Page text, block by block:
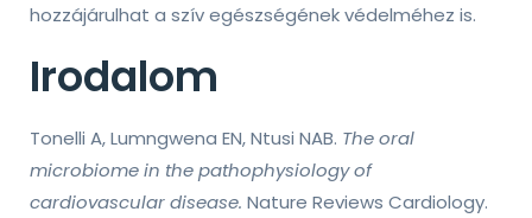
hozzájárulhat a szív egészségének védelméhez is.
Irodalom
Tonelli A, Lumngwena EN, Ntusi NAB. The oral
microbiome in the pathophysiology of
cardiovascular disease. Nature Reviews Cardiology.